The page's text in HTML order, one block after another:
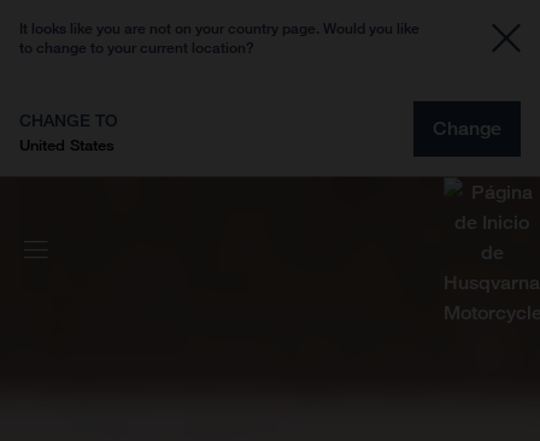
It looks like you are not on your country page. Would you like
to change to your current location?
CHANGE TO
United States
Change